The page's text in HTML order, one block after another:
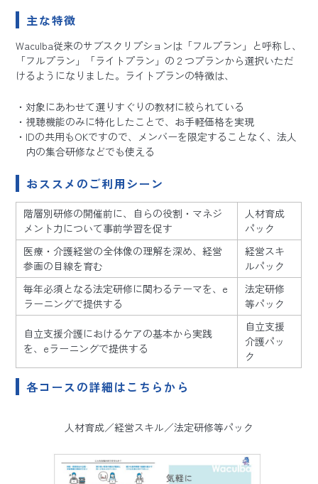
主な特徴
Waculba従来のサブスクリプションは「フルプラン」と呼称し、
「フルプラン」「ライトプラン」の２つプランから選択いただ
けるようになりました。ライトプランの特徴は、
対象にあわせて選りすぐりの教材に絞られている
視聴機能のみに特化したことで、お手軽価格を実現
IDの共用もOKですので、メンバーを限定することなく、法人
内の集合研修などでも使える
おススメのご利用シーン
階層別研修の開催前に、自らの役割・マネジ
メント力について事前学習を促す
人材育成
パック
医療・介護経営の全体像の理解を深め、経営
参画の目線を育む
経営スキ
ルパック
毎年必須となる法定研修に関わるテーマを、e
ラーニングで提供する
法定研修
等パック
自立支援介護におけるケアの基本から実践
を、eラーニングで提供する
自立支援
介護パッ
ク
各コースの詳細はこちらから
人材育成／経営スキル／法定研修等パック